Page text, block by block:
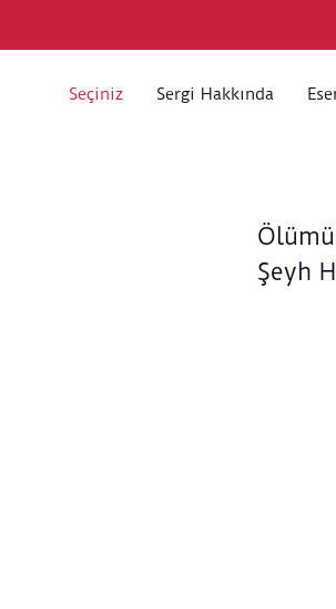
Seçiniz Sergi Hakkında
Şeyh